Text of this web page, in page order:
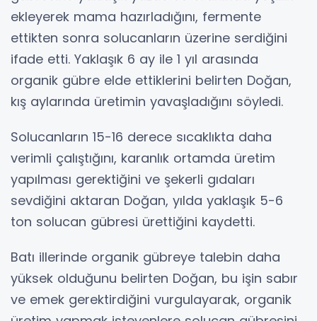
ekleyerek mama hazırladığını, fermente
ettikten sonra solucanların üzerine serdiğini
ifade etti. Yaklaşık 6 ay ile 1 yıl arasında
organik gübre elde ettiklerini belirten Doğan,
kış aylarında üretimin yavaşladığını söyledi.
Solucanların 15-16 derece sıcaklıkta daha
verimli çalıştığını, karanlık ortamda üretim
yapılması gerektiğini ve şekerli gıdaları
sevdiğini aktaran Doğan, yılda yaklaşık 5-6
ton solucan gübresi ürettiğini kaydetti.
Batı illerinde organik gübreye talebin daha
yüksek olduğunu belirten Doğan, bu işin sabır
ve emek gerektirdiğini vurgulayarak, organik